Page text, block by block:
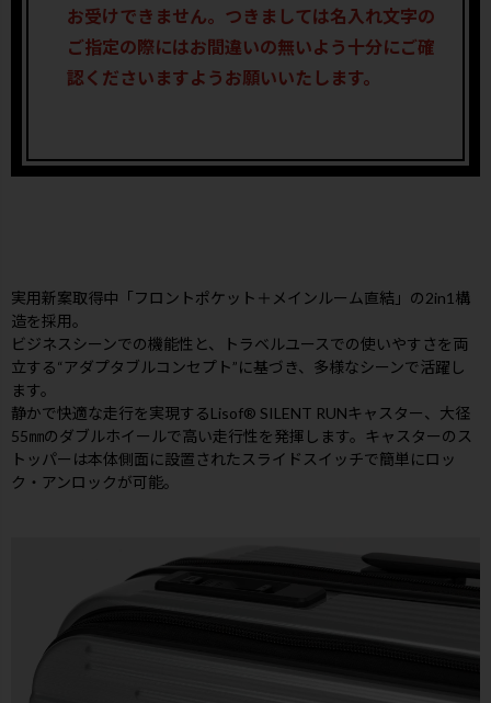
お受けできません。つきましては名入れ文字の
ご指定の際にはお間違いの無いよう十分にご確
認くださいますようお願いいたします。
実用新案取得中「フロントポケット＋メインルーム直結」の2in1構
造を採用。
ビジネスシーンでの機能性と、トラベルユースでの使いやすさを両
立する“アダプタブルコンセプト”に基づき、多様なシーンで活躍し
ます。
静かで快適な走行を実現するLisof® SILENT RUNキャスター、大径
55㎜のダブルホイールで高い走行性を発揮します。キャスターのス
トッパーは本体側面に設置されたスライドスイッチで簡単にロッ
ク・アンロックが可能。